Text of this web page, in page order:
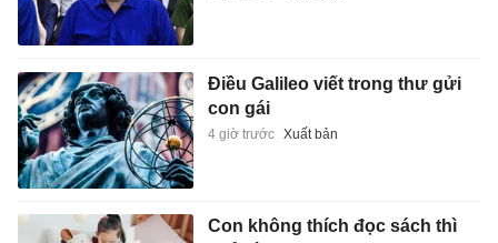
Điều Galileo viết trong thư gửi
con gái
4 giờ trước Xuất bản
Con không thích đọc sách thì